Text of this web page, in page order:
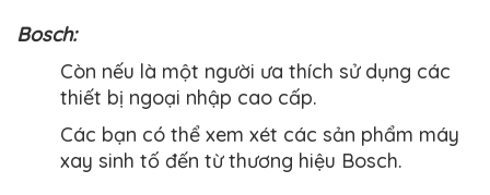
Bosch:
Còn nếu là một người ưa thích sử dụng các
thiết bị ngoại nhập cao cấp.
Các bạn có thể xem xét các sản phẩm máy
xay sinh tố đến từ thương hiệu Bosch.